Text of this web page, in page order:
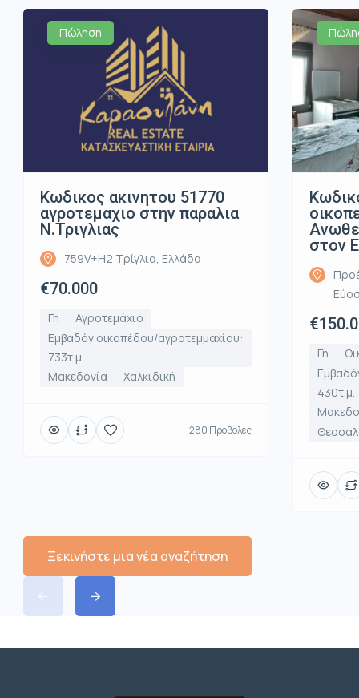
Πώληση
Κωδικος ακινητου 51770
αγροτεμαχιο στην παραλια
Ν.Τριγλιας
759V+H2 Τρίγλια, Ελλάδα
€70.000
Γη
Αγροτεμάχιο
Εμβαδόν οικοπέδου/αγροτεμμαχίου:
733τ.μ.
Μακεδονία
Χαλκιδική
280 Προβολές
στον
Γη
430τ.μ.
Ξεκινήστε μια νέα αναζήτηση